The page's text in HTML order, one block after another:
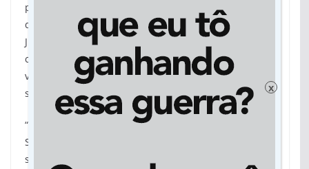
pastas distintas – uma para cuidar especificamente
dos temas ligados à Segurança Pública e outra para
Justiça – está descartado. Defendida por entidades
como o Fórum Brasileiro de Segurança Pública e por
vários especialistas no assunto, a proposta chegou a
ser discutida durante a campanha eleitoral.
“O governo Federal precisa priorizar a construção do
Susp e atuar como coordenador da segurança, jamais
substituindo a ação das polícias e a responsabilidade
x